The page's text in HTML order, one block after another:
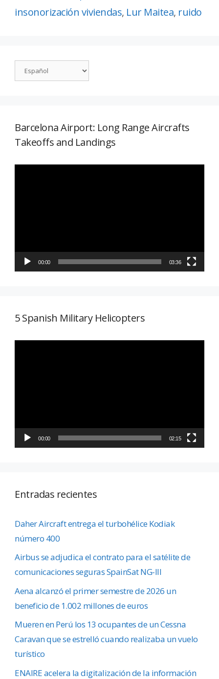
insonorización viviendas, Lur Maitea, ruido
Barcelona Airport: Long Range Aircrafts
Takeoffs and Landings
00:00 03:36
5 Spanish Military Helicopters
00:00 02:15
Entradas recientes
Daher Aircraft entrega el turbohélice Kodiak
número 400
Airbus se adjudica el contrato para el satélite de
comunicaciones seguras SpainSat NG-III
Aena alcanzó el primer semestre de 2026 un
beneficio de 1.002 millones de euros
Mueren en Perú los 13 ocupantes de un Cessna
Caravan que se estrelló cuando realizaba un vuelo
turístico
ENAIRE acelera la digitalización de la información